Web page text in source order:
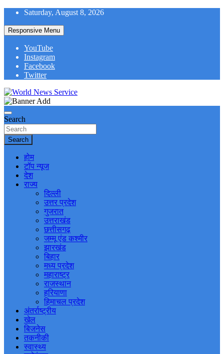
Skip
content
Saturday, August 8, 2026
Responsive Menu
YouTube
Instagram
Facebook
Twitter
World News Service
Search
Search
होम
टॉप न्यूज
देश
राज्य
दिल्ली
उत्तर प्रदेश
गुजरात
उत्तराखंड
छत्तीसगढ़
जम्मू एंड कश्मीर
झारखंड
बिहार
मध्य प्रदेश
महाराष्ट्र
राजस्थान
हरियाणा
हिमाचल प्रदेश
अंतर्राष्ट्रीय
खेल
बिजनेस
तकनीकी
स्वास्थ्य